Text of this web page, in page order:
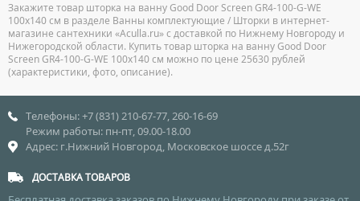
Закажите товар шторка на ванну Good Door Screen GR4-100-G-WE
100х140 см в разделе Ванны комплектующие / Шторки в интернет-
магазине сантехники «Aculla.ru» с доставкой по Нижнему Новгороду и
Нижегородской области. Купить товар шторка на ванну Good Door
Screen GR4-100-G-WE 100х140 см можно по цене 25630 рублей
(характеристики, фото, описание).
Телефоны: +7 (831) 210-67-77, 260-16-69
Режим работы: пн-пт, 09.00-18.00
Адрес: г.Нижний Новгород, Московское шоссе д.52г
ДОСТАВКА ТОВАРОВ